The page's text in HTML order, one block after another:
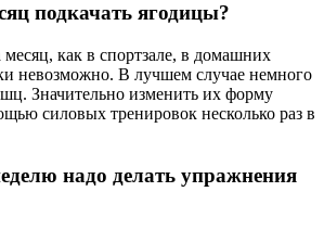
подкачать ягодицы?
месяц, как в спортзале, в домашних
невозможно. В лучшем случае немного
Значительно изменить их форму
силовых тренировок несколько раз в
надо делать упражнения